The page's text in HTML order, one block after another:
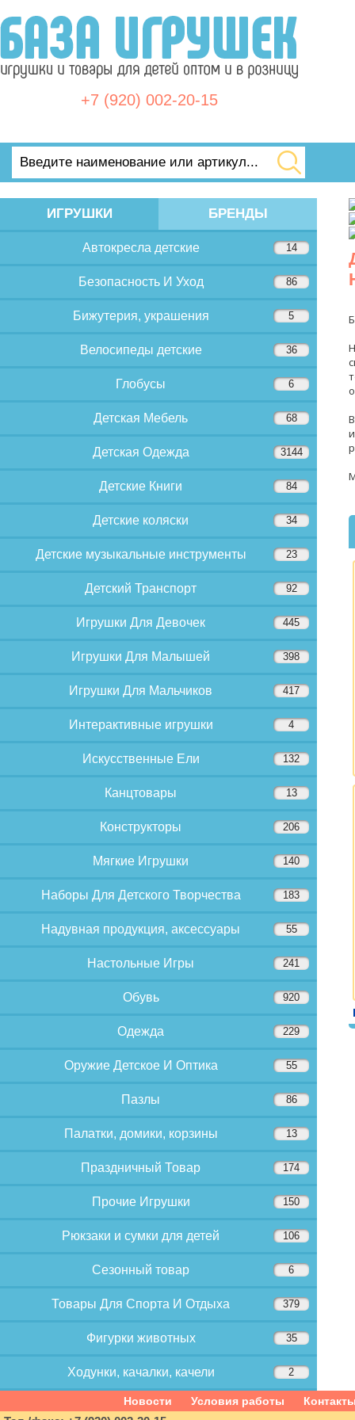
+7 (920) 002-20-15
ИГРУШКИ БРЕНДЫ
Автокресла детские 14
Безопасность И Уход 86
Бижутерия, украшения 5
Велосипеды детские 36
Глобусы 6
Детская Мебель 68
Детская Одежда 3144
Детские Книги 84
Детские коляски 34
Детские музыкальные инструменты 23
Детский Транспорт 92
Игрушки Для Девочек 445
Игрушки Для Малышей 398
Игрушки Для Мальчиков 417
Интерактивные игрушки 4
Искусственные Ели 132
Канцтовары 13
Конструкторы 206
Мягкие Игрушки 140
Наборы Для Детского Творчества 183
Надувная продукция, аксессуары 55
Настольные Игры 241
Обувь 920
Одежда 229
Оружие Детское И Оптика 55
Пазлы 86
Палатки, домики, корзины 13
Праздничный Товар 174
Прочие Игрушки 150
Рюкзаки и сумки для детей 106
Сезонный товар 6
Товары Для Спорта И Отдыха 379
Фигурки животных 35
Ходунки, качалки, качели 2
Новости Условия работы